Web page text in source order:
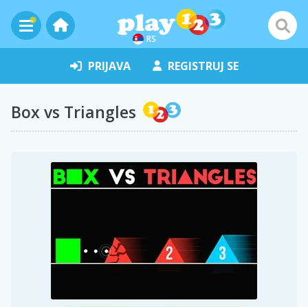
RS
PRIJAVA REGISTRUJ SE
Box vs Triangles